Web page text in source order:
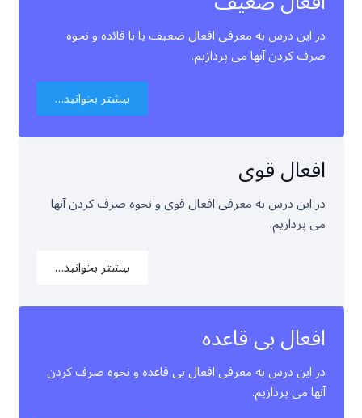
در این درس به معرفی افعال ضعیف یا با قائده و نحوه
صرف کردن آنها می پردازیم.
بیشتر بخوانید…
افعال قوی
در این درس به معرفی افعال قوی و نحوه صرف کردن آنها
می پردازیم.
بیشتر بخوانید…
افعال بی قاعده
در این درس به معرفی افعال بی قاعده و نحوه صرف کردن
آنها می پردازیم.